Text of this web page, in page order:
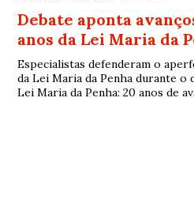
Debate aponta
anos da Lei Maria da
Especialistas defenderam o
da Lei Maria da Penha durante o
Lei Maria da Penha: 20 anos de